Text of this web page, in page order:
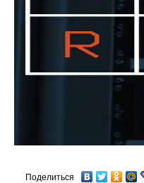
Поделиться